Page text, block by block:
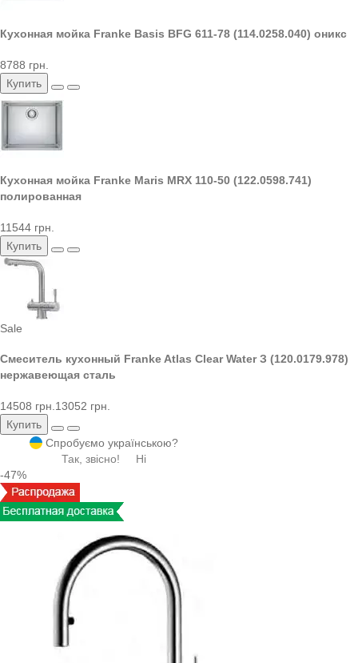
Кухонная мойка Franke Basis BFG 611-78 (114.0258.040) оникс
8788 грн.
Купить
Кухонная мойка Franke Maris MRX 110-50 (122.0598.741)
полированная
11544 грн.
Купить
Sale
Смеситель кухонный Franke Atlas Clear Water З (120.0179.978)
нержавеющая сталь
14508 грн. 13052 грн.
Купить
Спробуємо українською?
Так, звісно!
Ні
-47%